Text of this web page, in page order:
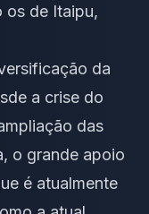
os de Itaipu,
da
a crise do
das
o grande apoio
é atualmente